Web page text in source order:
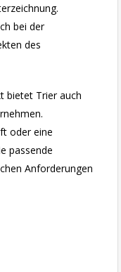
bei der
des
bietet Trier auch
oder eine
passende
Anforderungen